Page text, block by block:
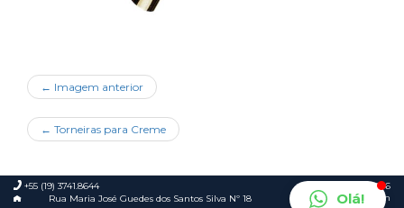
← Imagem anterior
← Torneiras para Creme
+55 (19) 3741.8644
Rua Maria José Guedes dos Santos Silva Nº 18
© 2026
Foca.in
Olá!